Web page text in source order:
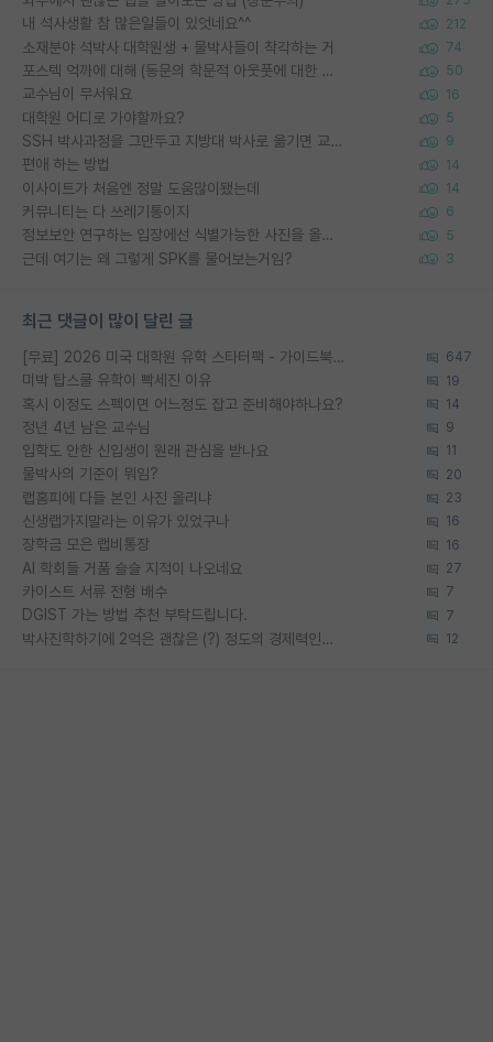
내 석사생활 참 많은일들이 있엇네요^^ 212
소재분야 석박사 대학원생 + 물박사들이 착각하는 거 74
포스텍 억까에 대해 (동문의 학문적 아웃풋에 대한 반박) 50
교수님이 무서워요 16
대학원 어디로 가야할까요? 5
SSH 박사과정을 그만두고 지방대 박사로 옮기면 교수의 꿈은 끝일까요? 9
편애 하는 방법 14
이사이트가 처음엔 정말 도움많이됐는데 14
커뮤니티는 다 쓰레기통이지 6
정보보안 연구하는 입장에선 식별가능한 사진을 올리는건 비추이긴함 5
근데 여기는 왜 그렇게 SPK를 물어보는거임? 3
최근 댓글이 많이 달린 글
[무료] 2026 미국 대학원 유학 스타터팩 - 가이드북 & 합격자 컨택메일 템플릿 647
미박 탑스쿨 유학이 빡세진 이유 19
혹시 이정도 스펙이면 어느정도 잡고 준비해야하나요? 14
정년 4년 남은 교수님 9
입학도 안한 신입생이 원래 관심을 받나요 11
물박사의 기준이 뭐임? 20
랩홈피에 다들 본인 사진 올리냐 23
신생랩가지말라는 이유가 있었구나 16
장학금 모은 랩비통장 16
AI 학회들 거품 슬슬 지적이 나오네요 27
카이스트 서류 전형 배수 7
DGIST 가는 방법 추천 부탁드립니다. 7
박사진학하기에 2억은 괜찮은 (?) 정도의 경제력인가요 12